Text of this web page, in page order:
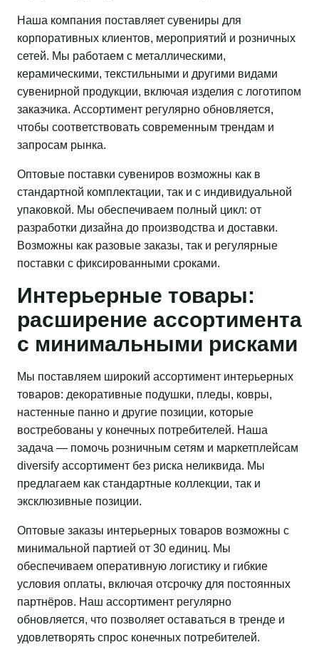
Наша компания поставляет сувениры для
корпоративных клиентов, мероприятий и розничных
сетей. Мы работаем с металлическими,
керамическими, текстильными и другими видами
сувенирной продукции, включая изделия с логотипом
заказчика. Ассортимент регулярно обновляется,
чтобы соответствовать современным трендам и
запросам рынка.
Оптовые поставки сувениров возможны как в
стандартной комплектации, так и с индивидуальной
упаковкой. Мы обеспечиваем полный цикл: от
разработки дизайна до производства и доставки.
Возможны как разовые заказы, так и регулярные
поставки с фиксированными сроками.
Интерьерные товары:
расширение ассортимента
с минимальными рисками
Мы поставляем широкий ассортимент интерьерных
товаров: декоративные подушки, пледы, ковры,
настенные панно и другие позиции, которые
востребованы у конечных потребителей. Наша
задача — помочь розничным сетям и маркетплейсам
diversify ассортимент без риска неликвида. Мы
предлагаем как стандартные коллекции, так и
эксклюзивные позиции.
Оптовые заказы интерьерных товаров возможны с
минимальной партией от 30 единиц. Мы
обеспечиваем оперативную логистику и гибкие
условия оплаты, включая отсрочку для постоянных
партнёров. Наш ассортимент регулярно
обновляется, что позволяет оставаться в тренде и
удовлетворять спрос конечных потребителей.